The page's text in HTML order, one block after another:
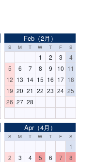
Feb（2月）
S M T W T F S
1 2 3
4
5
6 7 8 9 10 11
12 13 14 15 16 17 18
19 20 21 22 23 24 25
26 27 28
Apr（4月）
S M T W T F S
1
2
3 4 5 6 7
8